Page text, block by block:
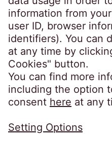
Najčešća pitanja